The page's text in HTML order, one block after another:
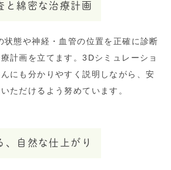
と綿密な治療計画
状態や神経・血管の位置を正確に診断
計画を立てます。3Dシミュレーショ
にも分かりやすく説明しながら、安
ただけるよう努めています。
、自然な仕上がり